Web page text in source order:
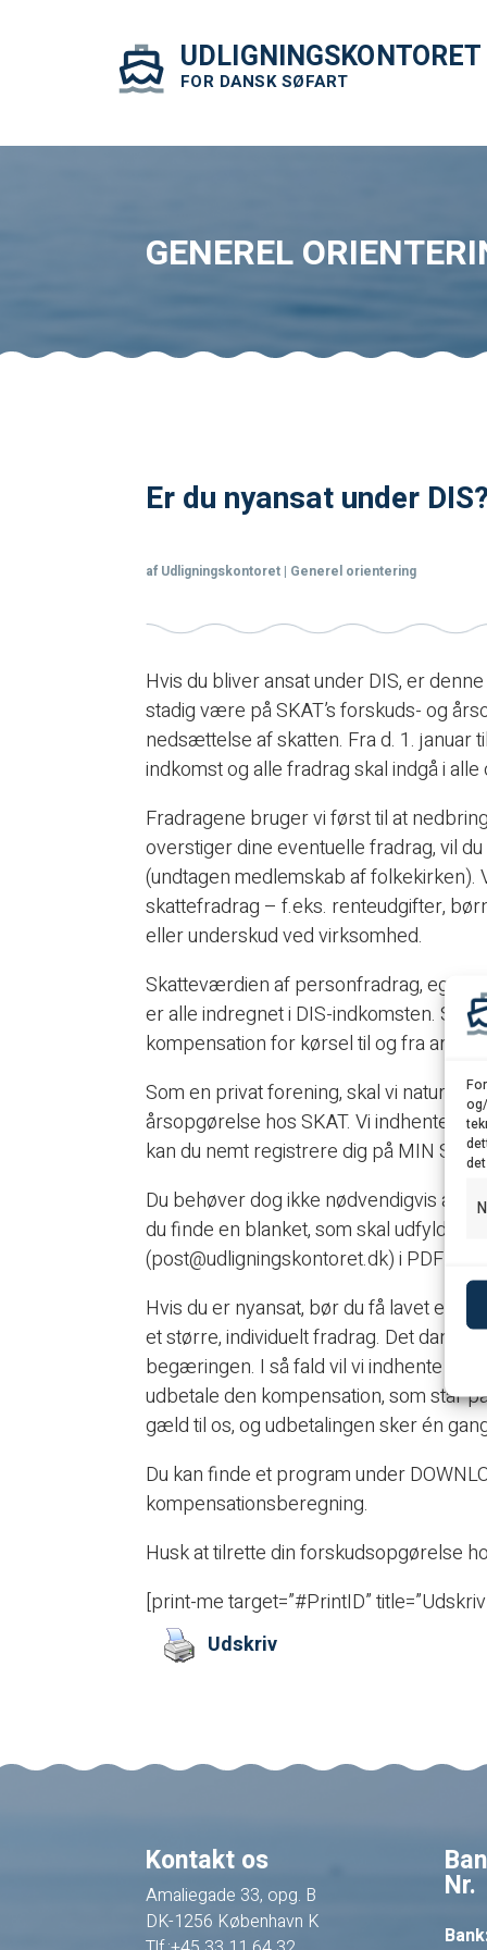
UDLIGNINGSKONTORET
FOR DANSK SØFART
GENEREL
Er du nyansat under
af Udligningskontoret | Generel orientering
Hvis du bliver ansat under DIS, er
stadig være på SKAT’s forskuds- og
nedsættelse af skatten. Fra d. 1. januar
indkomst og alle fradrag skal indgå i
Fradragene bruger vi først til at
overstiger dine eventuelle fradrag, vil
(undtagen medlemskab af
skattefradrag – f.eks. renteudgifter,
eller underskud ved virksomhed.
Skatteværdien af personfradrag, eget
er alle indregnet i DIS-indkomsten. Som
kompensation for kørsel til og fra
Som en privat forening, skal vi
årsopgørelse hos SKAT. Vi indhenter
kan du nemt registrere dig på MIN
Du behøver dog ikke nødvendigvis at
du finde en blanket, som skal udfyldes
(post@udligningskontoret.dk) i PDF-
Hvis du er nyansat, bør du få lavet et
et større, individuelt fradrag. Det
begæringen. I så fald vil vi indhente din
udbetale den kompensation, som står
gæld til os, og udbetalingen sker én
Du kan finde et program under
kompensationsberegning.
Husk at tilrette din forskudsopgørelse
[print-me target=”#PrintID”
Udskriv
Kontakt os
Amaliegade 33, opg. B
DK-1256 København K
Nr.